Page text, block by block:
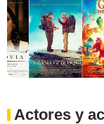
Actores y